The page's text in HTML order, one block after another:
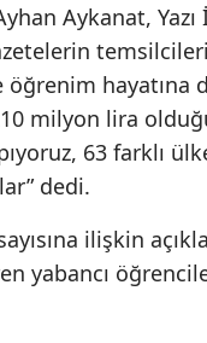
Aykanat,
öğrenim hayatına
milyon lira
63 farklı
dedi.
ilişkin
yabancı